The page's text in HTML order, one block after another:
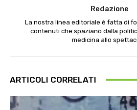
Redazione
La nostra linea editoriale è fatta di
contenuti che spaziano dalla
medicina allo
ARTICOLI CORRELATI